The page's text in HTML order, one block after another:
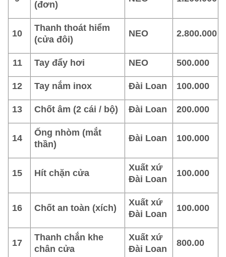
(đơn)
10
Thanh thoát hiểm
(cửa đôi)
NEO 2.800.000
11 Tay đẩy hơi NEO 500.000
12 Tay nắm inox Đài Loan 100.000
13 Chốt âm (2 cái / bộ) Đài Loan 200.000
14
Ống nhòm (mắt
thần)
Đài Loan 100.000
15 Hít chặn cửa
Xuất xứ
Đài Loan
100.000
16 Chốt an toàn (xích)
Xuất xứ
Đài Loan
100.000
17
Thanh chắn khe
chân cửa
Xuất xứ
Đài Loan
800.00